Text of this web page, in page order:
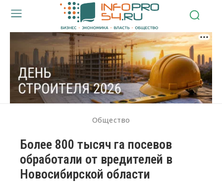
Общество
Более 800 тысяч га посевов
обработали от вредителей в
Новосибирской области